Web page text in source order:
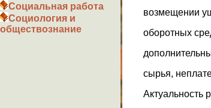
Социальная работа
Социология и
обществознание
возмещении
оборотных
сырья,
Актуальность